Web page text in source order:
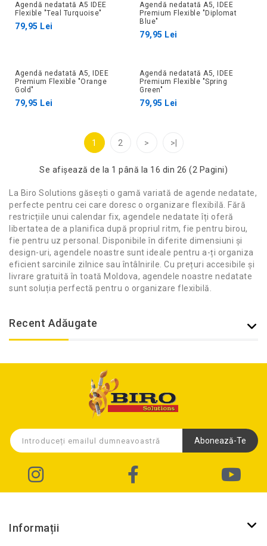
Agendă nedatată A5 IDEE
Flexible "Teal Turquoise"
79,95 Lei
Agendă nedatată A5, IDEE
Premium Flexible "Diplomat
Blue"
79,95 Lei
Agendă nedatată A5, IDEE
Premium Flexible "Orange
Gold"
79,95 Lei
Agendă nedatată A5, IDEE
Premium Flexible "Spring
Green"
79,95 Lei
1 2 > >|
Se afişează de la 1 până la 16 din 26 (2 Pagini)
La Biro Solutions găsești o gamă variată de agende nedatate,
perfecte pentru cei care doresc o organizare flexibilă. Fără
restricțiile unui calendar fix, agendele nedatate îți oferă
libertatea de a planifica după propriul ritm, fie pentru birou,
fie pentru uz personal. Disponibile în diferite dimensiuni și
design-uri, agendele noastre sunt ideale pentru a-ți organiza
eficient sarcinile zilnice sau întâlnirile. Cu prețuri accesibile și
livrare gratuită în toată Moldova, agendele noastre nedatate
sunt soluția perfectă pentru o organizare flexibilă.
Recent Adăugate
Abonează-Te
Informații